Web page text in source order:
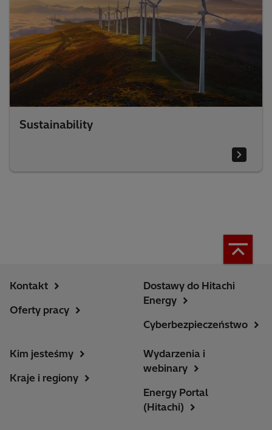
Sustainability
Kontakt
Oferty pracy
Dostawy do Hitachi
Energy
Cyberbezpieczeństwo
Kim jesteśmy
Kraje i regiony
Wydarzenia i
webinary
Energy Portal
(Hitachi)